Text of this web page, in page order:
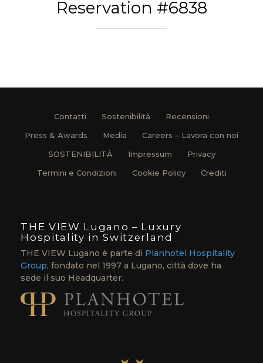
Reservation #6838
Contatti Sostenibilità
Recensioni
Press & Awards
Media
Careers – Lavora con noi
SOSTENIBILITÀ
Impressum
Privacy
Termini e Condizioni
Cookie Policy Crediti
THE VIEW Lugano – Luxury
Hospitality in Switzerland
THE VIEW Lugano è parte di Planhotel Hospitality
Group, fondato nel 1997 a Lugano, città dove ha
sede il suo Headquarter.